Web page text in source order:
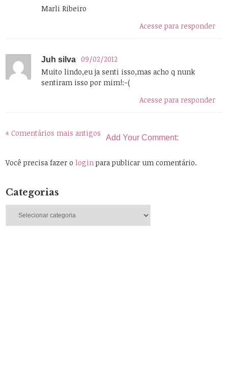
Marli Ribeiro
Acesse para responder
Juh silva
09/02/2012
Muito lindo,eu ja senti isso,mas acho q nunk
sentiram isso por mim!:-(
Acesse para responder
« Comentários mais antigos Add Your Comment:
Você precisa fazer ologin para publicar um comentário.
Categorias